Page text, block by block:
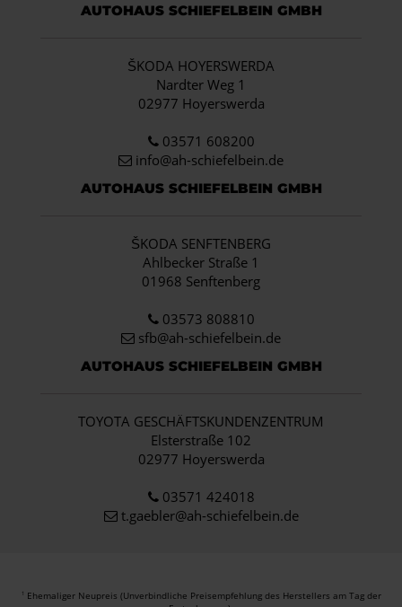
AUTOHAUS SCHIEFELBEIN GMBH
ŠKODA HOYERSWERDA
Nardter Weg 1
02977 Hoyerswerda
03571 608200
info@ah-schiefelbein.de
AUTOHAUS SCHIEFELBEIN GMBH
ŠKODA SENFTENBERG
Ahlbecker Straße 1
01968 Senftenberg
03573 808810
sfb@ah-schiefelbein.de
AUTOHAUS SCHIEFELBEIN GMBH
TOYOTA GESCHÄFTSKUNDENZENTRUM
Elsterstraße 102
02977 Hoyerswerda
03571 424018
t.gaebler@ah-schiefelbein.de
1 Ehemaliger Neupreis (Unverbindliche Preisempfehlung des Herstellers am Tag der